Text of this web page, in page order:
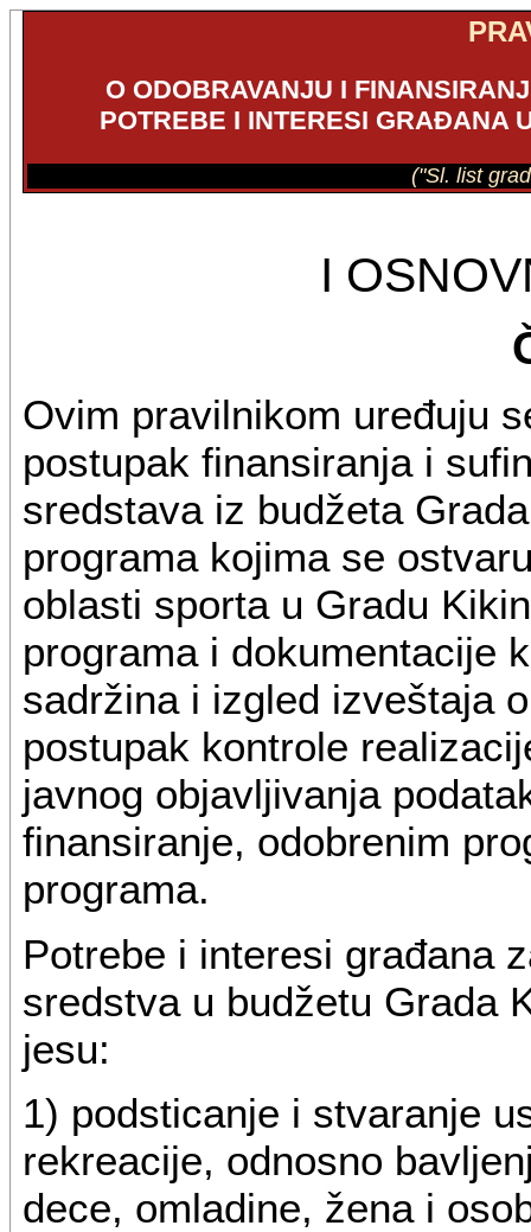
O ODOBRAVANJU I
POTREBE I INTERESI GRAĐANA
("Sl. list
I
Ovim pravilnikom uređuju
postupak finansiranja i
sredstava iz budžeta
programa kojima se
oblasti sporta u Gradu
programa i dokumentacije
sadržina i izgled izveštaja
postupak kontrole
javnog objavljivanja
finansiranje, odobrenim
programa.
Potrebe i interesi građana
sredstva u budžetu Grada
jesu:
1) podsticanje i stvaranje
rekreacije, odnosno
dece, omladine, žena i